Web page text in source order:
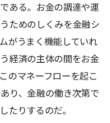
ある。お金の調達や運
ためのしくみを金融シ
がうまく機能していれ
経済の主体の間をお金
のマネーフローを起こ
り、金融の働き次第で
たりするのだ。